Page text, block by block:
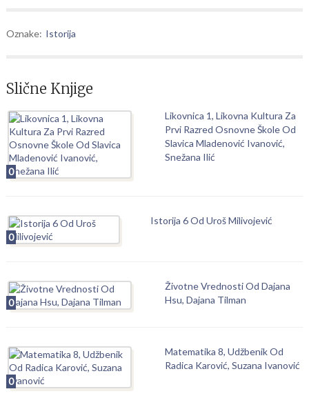
Oznake: Istorija
Slične Knjige
0
Likovnica 1, Likovna Kultura Za
Prvi Razred Osnovne Škole Od
Slavica Mladenović Ivanović,
Snežana Ilić
0
Istorija 6 Od Uroš Milivojević
0
Životne Vrednosti Od Dajana
Hsu, Dajana Tilman
0
Matematika 8, Udžbenik Od
Radica Karović, Suzana Ivanović